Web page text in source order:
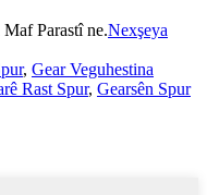
Parastî ne.Nexşeya
, Gear Veguhestina
Rast Spur, Gearsên Spur